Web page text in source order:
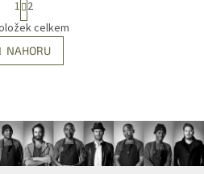
O
v
l
c
í
p
t
r
á
n
k
n
í
1 2
celkem
NAHORU